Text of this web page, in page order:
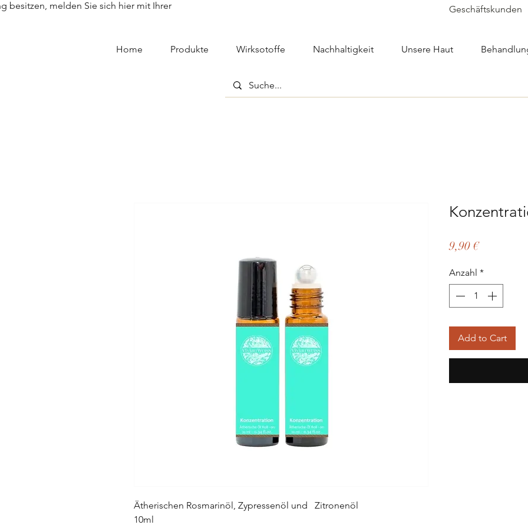
Home Produkte Wirksotoffe Nachhaltigkeit Unsere Haut
Geschäftskunden
besitzen, melden Sie sich hier mit Ihrer
Ätherischen Rosmarinöl, Zypressenöl und Zitronenöl
10ml
9,90 €Preis
Anzahl *
Add to Cart